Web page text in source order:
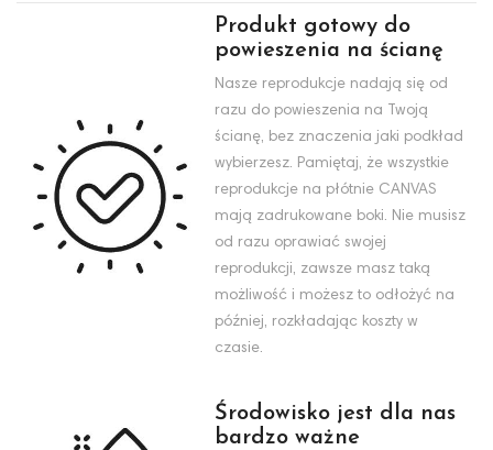
Produkt gotowy do
powieszenia na ścianę
Nasze reprodukcje nadają się od
razu do powieszenia na Twoją
ścianę, bez znaczenia jaki podkład
wybierzesz. Pamiętaj, że wszystkie
reprodukcje na płótnie CANVAS
mają zadrukowane boki. Nie musisz
od razu oprawiać swojej
reprodukcji, zawsze masz taką
możliwość i możesz to odłożyć na
później, rozkładając koszty w
czasie.
Środowisko jest dla nas
bardzo ważne